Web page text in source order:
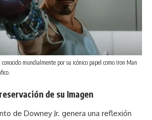
conocido mundialmente por su icónico papel como Iron Man
de su Imagen
de Downey Jr. genera una reflexión